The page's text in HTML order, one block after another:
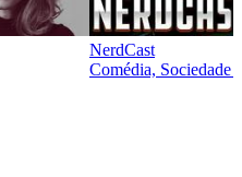
NerdCast
Comédia, Sociedade